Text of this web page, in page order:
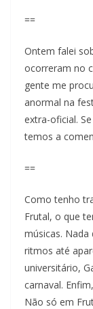
==
Ontem falei
ocorreram no
gente me
anormal na
extra-oficial.
temos a
==
Como tenho
Frutal, o que
músicas. Nada
ritmos até
universitário,
carnaval.
Não só em